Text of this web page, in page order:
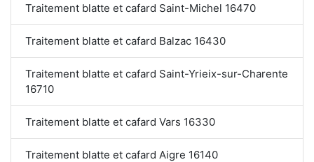
Traitement blatte et cafard Saint-Michel 16470
Traitement blatte et cafard Balzac 16430
Traitement blatte et cafard Saint-Yrieix-sur-Charente
16710
Traitement blatte et cafard Vars 16330
Traitement blatte et cafard Aigre 16140